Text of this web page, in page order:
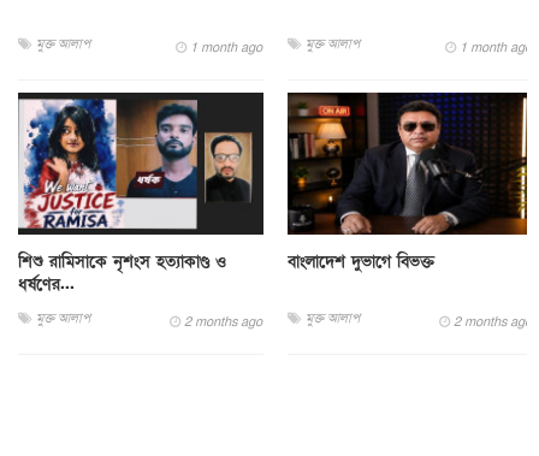
মুক্ত আলাপ 1 month ago মুক্ত আলাপ 1 month ago
শিশু রামিসাকে নৃশংস হত্যাকাণ্ড ও
ধর্ষণের...
মুক্ত আলাপ 2 months ago
বাংলাদেশ দুভাগে বিভক্ত
মুক্ত আলাপ 2 months ago